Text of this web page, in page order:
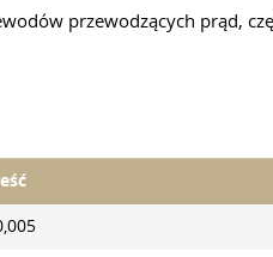
przewodzących prąd,